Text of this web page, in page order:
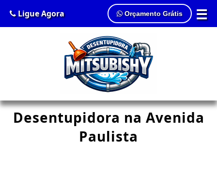
☰
Ligue Agora Orçamento Grátis
Desentupidora na Avenida
Paulista